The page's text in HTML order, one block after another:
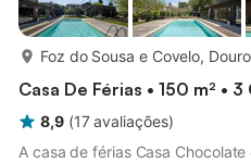
Foz do Sousa e Covelo,
Casa De Férias • 150 m² •
8,9 (17 avaliações)
A casa de férias Casa